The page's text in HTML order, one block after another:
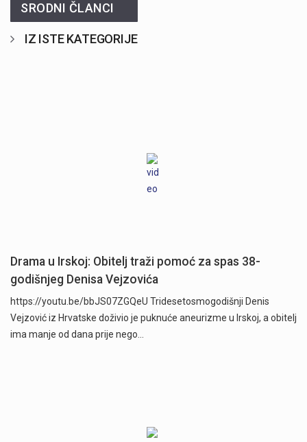
SRODNI ČLANCI
IZ ISTE KATEGORIJE
Drama u Irskoj: Obitelj traži pomoć za spas 38-
godišnjeg Denisa Vejzovića
https://youtu.be/bbJS07ZGQeU Tridesetosmogodišnji Denis
Vejzović iz Hrvatske doživio je puknuće aneurizme u Irskoj, a obitelj
ima manje od dana prije nego…